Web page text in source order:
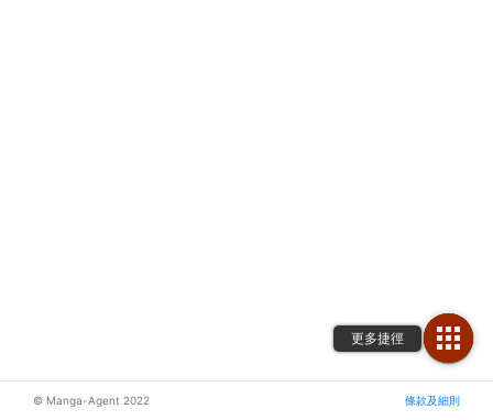
條款及細則
© Manga-Agent 2022